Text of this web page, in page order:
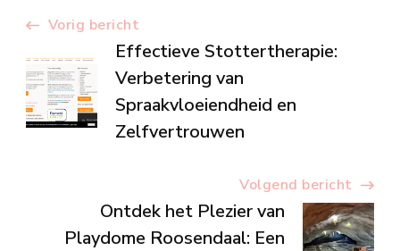
Berichtnavigatie
Vorig bericht
Effectieve Stottertherapie:
Verbetering van
Spraakvloeiendheid en
Zelfvertrouwen
Volgend bericht
Ontdek het Plezier van
Playdome Roosendaal: Een